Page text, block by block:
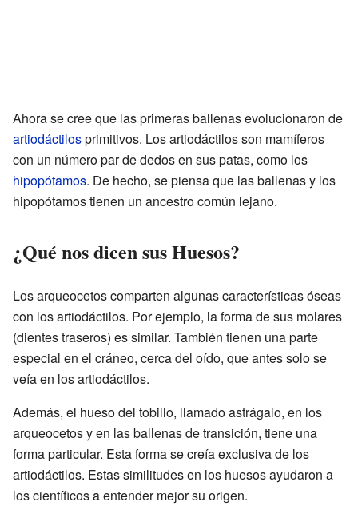
Ahora se cree que las primeras ballenas evolucionaron de
artiodáctilosprimitivos. Los artiodáctilos son mamíferos
con un número par de dedos en sus patas, como los
hipopótamos. De hecho, se piensa que las ballenas y los
hipopótamos tienen un ancestro común lejano.
¿Qué nos dicen sus Huesos?
Los arqueocetos comparten algunas características óseas
con los artiodáctilos. Por ejemplo, la forma de sus molares
(dientes traseros) es similar. También tienen una parte
especial en el cráneo, cerca del oído, que antes solo se
veía en los artiodáctilos.
Además, el hueso del tobillo, llamado astrágalo, en los
arqueocetos y en las ballenas de transición, tiene una
forma particular. Esta forma se creía exclusiva de los
artiodáctilos. Estas similitudes en los huesos ayudaron a
los científicos a entender mejor su origen.